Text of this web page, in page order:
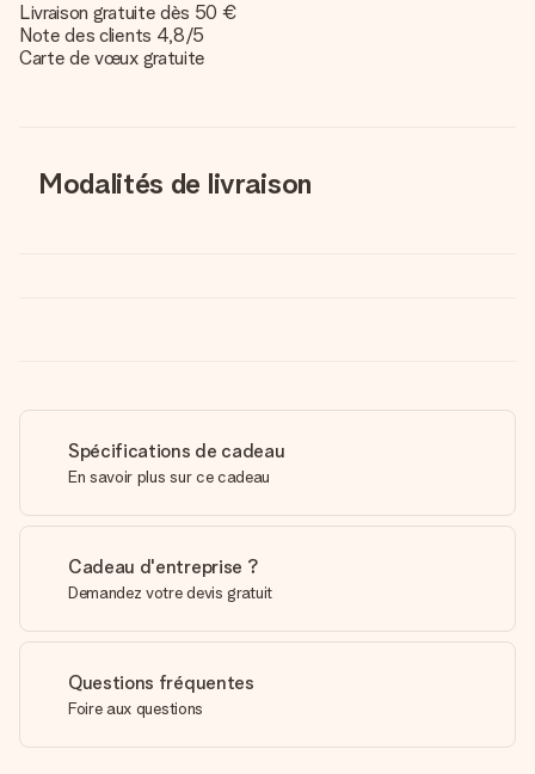
Livraison gratuite dès 50 €
Note des clients 4,8/5
Carte de vœux gratuite
Modalités de livraison
Spécifications de cadeau
En savoir plus sur ce cadeau
Cadeau d'entreprise ?
Demandez votre devis gratuit
Questions fréquentes
Foire aux questions